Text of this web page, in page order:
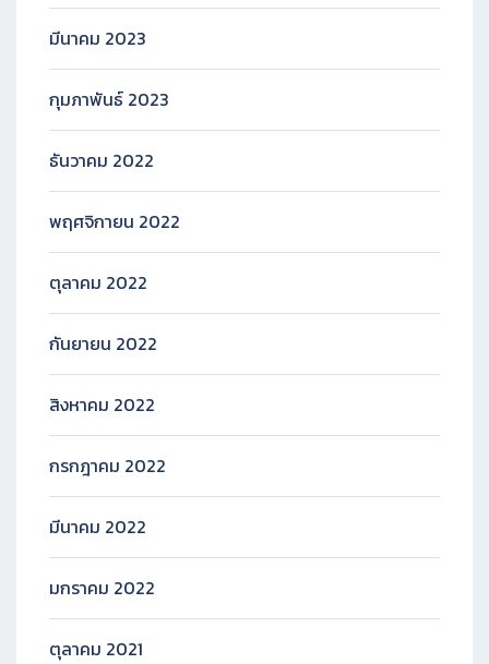
มีนาคม 2023
กุมภาพันธ์ 2023
ธันวาคม 2022
พฤศจิกายน 2022
ตุลาคม 2022
กันยายน 2022
สิงหาคม 2022
กรกฎาคม 2022
มีนาคม 2022
มกราคม 2022
ตุลาคม 2021